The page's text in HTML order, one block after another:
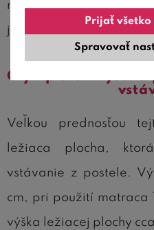
nastavenie roštov.
je teda možné ľubovoľne
Olympia 3 -
Veľkou prednosťou
ležiaca plocha,
vstávanie z postele.
cm, pri použití matraca
výška ležiacej plochy
Spravovať
Prijať